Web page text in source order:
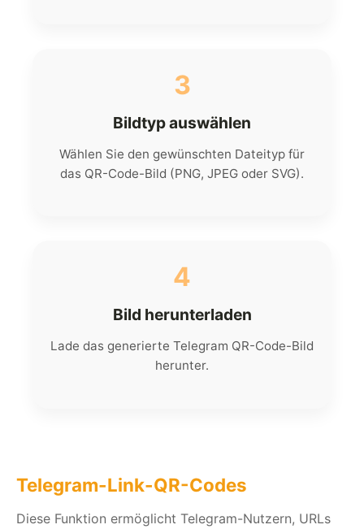
3
Bildtyp auswählen
Wählen Sie den gewünschten Dateityp für
das QR-Code-Bild (PNG, JPEG oder SVG).
4
Bild herunterladen
Lade das generierte Telegram QR-Code-Bild
herunter.
Telegram-Link-QR-Codes
Diese Funktion ermöglicht Telegram-Nutzern, URLs